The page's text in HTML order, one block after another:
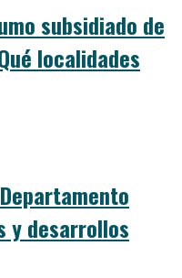
subsidiado de
localidades
y desarrollos